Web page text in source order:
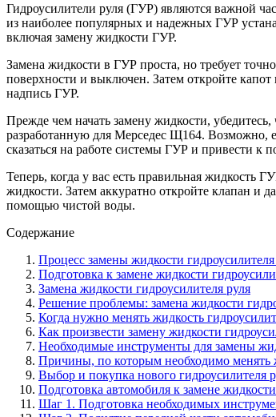
Гидроусилители руля (ГУР) являются важной
из наиболее популярных и надежных ГУР
включая замену жидкости ГУР.
Замена жидкости в ГУР проста, но требует
поверхности и выключен. Затем откройте
надпись ГУР.
Прежде чем начать замену жидкости,
разработанную для Мерседес Щ164. Возможно,
сказаться на работе системы ГУР и привести к
Теперь, когда у вас есть правильная жидкость
жидкости. Затем аккуратно откройте клапан и
помощью чистой воды.
Содержание
Процесс замены жидкости
Подготовка к замене жидкости
Замена жидкости гидроусилителя руля
Решение проблемы: замена жидкости
Когда нужно менять жидкость
Как произвести замену жидкости
Необходимые инструменты для замены
Причины, по которым необходимо менять
Выбор и покупка нового гидроусилителя
Подготовка автомобиля к замене
Шаг 1. Подготовка необходимых